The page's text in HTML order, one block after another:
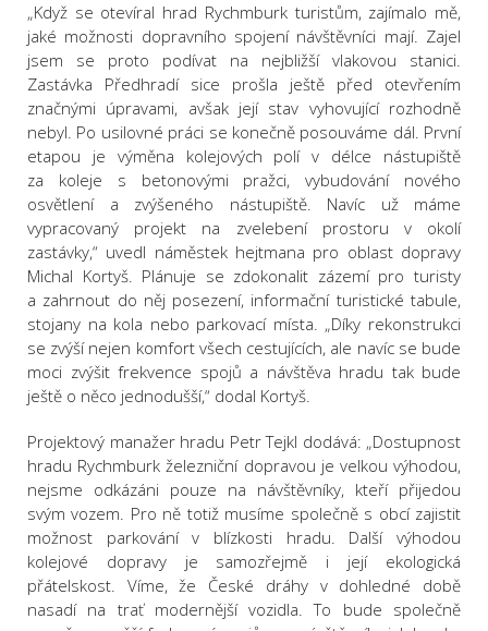
„Když se otevíral hrad Rychmburk turistům, zajímalo mě,
jaké možnosti dopravního spojení návštěvníci mají. Zajel
jsem se proto podívat na nejbližší vlakovou stanici.
Zastávka Předhradí sice prošla ještě před otevřením
značnými úpravami, avšak její stav vyhovující rozhodně
nebyl. Po usilovné práci se konečně posouváme dál. První
etapou je výměna kolejových polí v délce nástupiště
za koleje s betonovými pražci, vybudování nového
osvětlení a zvýšeného nástupiště. Navíc už máme
vypracovaný projekt na zvelebení prostoru v okolí
zastávky,“ uvedl náměstek hejtmana pro oblast dopravy
Michal Kortyš. Plánuje se zdokonalit zázemí pro turisty
a zahrnout do něj posezení, informační turistické tabule,
stojany na kola nebo parkovací místa. „Díky rekonstrukci
se zvýší nejen komfort všech cestujících, ale navíc se bude
moci zvýšit frekvence spojů a návštěva hradu tak bude
ještě o něco jednodušší,“ dodal Kortyš.
Projektový manažer hradu Petr Tejkl dodává: „Dostupnost
hradu Rychmburk železniční dopravou je velkou výhodou,
nejsme odkázáni pouze na návštěvníky, kteří přijedou
svým vozem. Pro ně totiž musíme společně s obcí zajistit
možnost parkování v blízkosti hradu. Další výhodou
kolejové dopravy je samozřejmě i její ekologická
přátelskost. Víme, že České dráhy v dohledné době
nasadí na trať modernější vozidla. To bude společně